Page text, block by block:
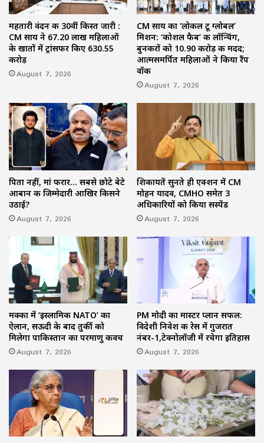
महतारी वंदन की 30वीं किस्त जारी :
CM साय ने 67.20 लाख महिलाओं
के खातों में ट्रांसफर किए ₹630.55
करोड़
August 7, 2026
CM साय का ‘लोकल टू ग्लोबल’
मिशन: ‘कोशल फैब’ की लॉन्चिंग,
बुनकरों को 10.90 करोड़ की मदद;
आत्मसमर्पित महिलाओं ने किया रैंप
वॉक
August 7, 2026
पिता नहीं, मां फरार… सबसे छोटे बेटे
आबान की जिम्मेदारी आखिर किसने
उठाई?
August 7, 2026
शिकायतें सुनते ही एक्शन में CM
मोहन यादव, CMHO समेत 3
अधिकारियों को किया सस्पेंड
August 7, 2026
मक्का में ‘इस्लामिक NATO’ का
ऐलान, सऊदी के बाद तुर्की को
मिलेगा पाकिस्तान का परमाणु कवच
August 7, 2026
PM मोदी का मास्टर प्लान सफल:
विदेशी निवेश की रेस में गुजरात
नंबर-1,टेक्नोलॉजी में रचेगा इतिहास
August 7, 2026